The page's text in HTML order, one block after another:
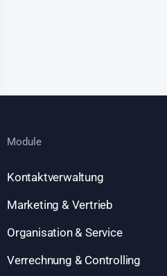
Module
Kontaktverwaltung
Marketing & Vertrieb
Organisation & Service
Verrechnung & Controlling